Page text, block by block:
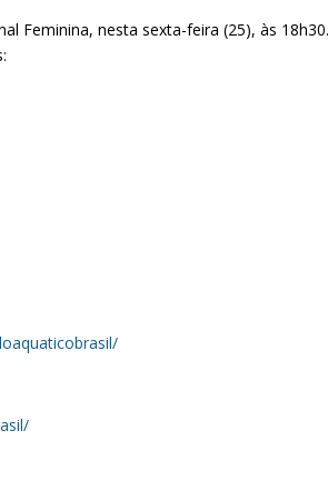
Feminina, nesta sexta-feira (25), às